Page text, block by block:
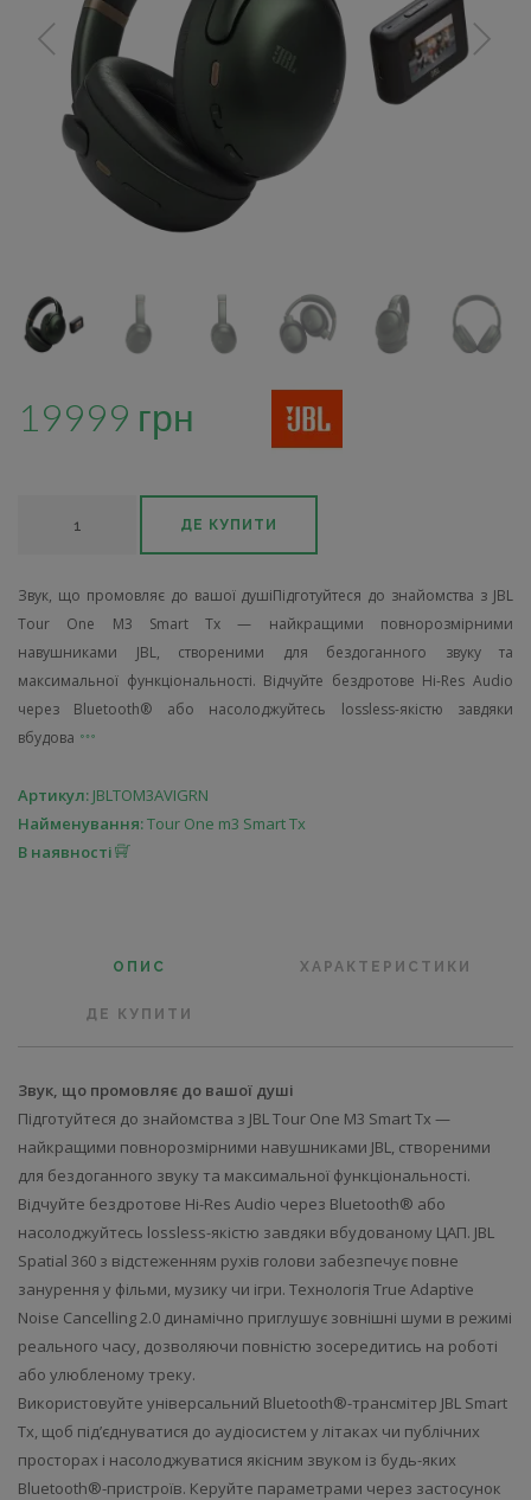
19999 грн
ДЕ КУПИТИ
Звук, що промовляє до вашої душіПідготуйтеся до знайомства з JBL
Tour One M3 Smart Tx — найкращими повнорозмірними
навушниками JBL, створеними для бездоганного звуку та
максимальної функціональності. Відчуйте бездротове Hi-Res Audio
через Bluetooth® або насолоджуйтесь lossless-якістю завдяки
вбудова
Артикул: JBLTOM3AVIGRN
Найменування:Tour One m3 Smart Tx
В наявності
ОПИС ХАРАКТЕРИСТИКИ
ДЕ КУПИТИ
Звук, що промовляє до вашої душі
Підготуйтеся до знайомства з JBL Tour One M3 Smart Tx —
найкращими повнорозмірними навушниками JBL, створеними
для бездоганного звуку та максимальної функціональності.
Відчуйте бездротове Hi-Res Audio через Bluetooth® або
насолоджуйтесь lossless-якістю завдяки вбудованому ЦАП. JBL
Spatial 360 з відстеженням рухів голови забезпечує повне
занурення у фільми, музику чи ігри. Технологія True Adaptive
Noise Cancelling 2.0 динамічно приглушує зовнішні шуми в режимі
реального часу, дозволяючи повністю зосередитись на роботі
або улюбленому треку.
Використовуйте універсальний Bluetooth®-трансмітер JBL Smart
Tx, щоб під’єднуватися до аудіосистем у літаках чи публічних
просторах і насолоджуватися якісним звуком із будь-яких
Bluetooth®-пристроїв. Керуйте параметрами через застосунок